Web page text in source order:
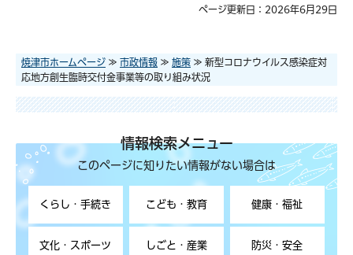
ページ更新日：2026年6月29日
焼津市ホームページ ≫ 市政情報 ≫ 施策 ≫ 新型コロナウイルス感染症対
応地方創生臨時交付金事業等の取り組み状況
情報検索メニュー
このページに知りたい情報がない場合は
くらし・手続き こども・教育 健康・福祉
文化・スポーツ しごと・産業 防災・安全